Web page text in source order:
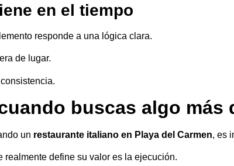
en el tiempo
responde a una lógica clara.
de lugar.
buscas algo más
un restaurante italiano en Playa del Carmen, es
define su valor es la ejecución.